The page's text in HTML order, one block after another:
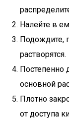
Налейте в
Подождите,
растворятся.
Постепенно
основной
Плотно
от доступа